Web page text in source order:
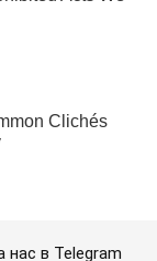
нас в Telegram